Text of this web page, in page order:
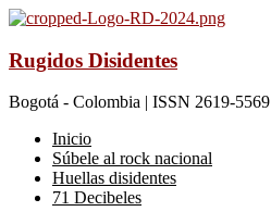
Rugidos Disidentes
Bogotá - Colombia | ISSN 2619-5569
Inicio
Súbele al rock nacional
Huellas disidentes
71 Decibeles